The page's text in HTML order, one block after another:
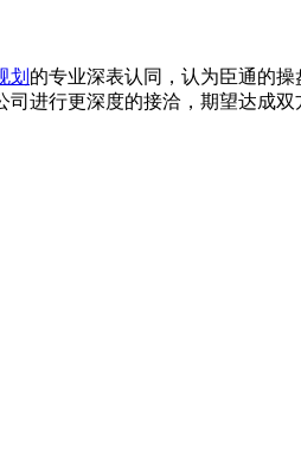
划 的专业深表认同，认为臣通的
进行更深度的接洽，期望达成双